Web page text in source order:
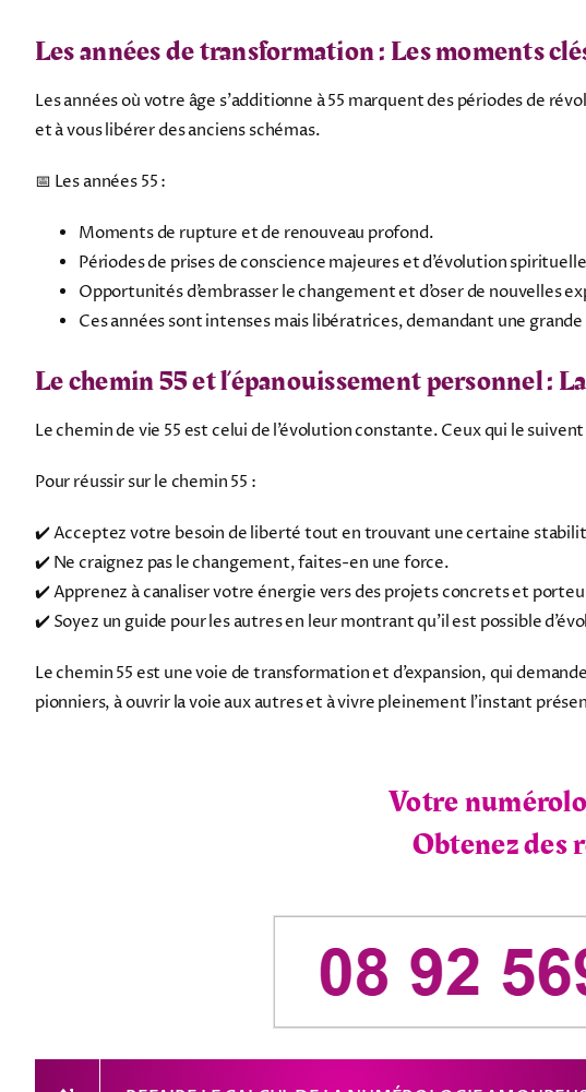
Les années de transformation : Les moments
Les années où votre âge s’additionne à 55 marquent des périodes de
et à vous libérer des anciens schémas.
📅 Les années 55 :
Moments de rupture et de renouveau profond.
Périodes de prises de conscience majeures et d’évolution
Opportunités d’embrasser le changement et d’oser de nouvelles
Ces années sont intenses mais libératrices, demandant une
Le chemin 55 et l’épanouissement personnel :
Le chemin de vie 55 est celui de l’évolution constante. Ceux qui le
Pour réussir sur le chemin 55 :
✔️ Acceptez votre besoin de liberté tout en trouvant une certaine
✔️ Ne craignez pas le changement, faites-en une force.
✔️ Apprenez à canaliser votre énergie vers des projets concrets et
✔️ Soyez un guide pour les autres en leur montrant qu’il est possible
Le chemin 55 est une voie de transformation et d’expansion, qui
pionniers, à ouvrir la voie aux autres et à vivre pleinement l’instant
Votre
Obtenez des